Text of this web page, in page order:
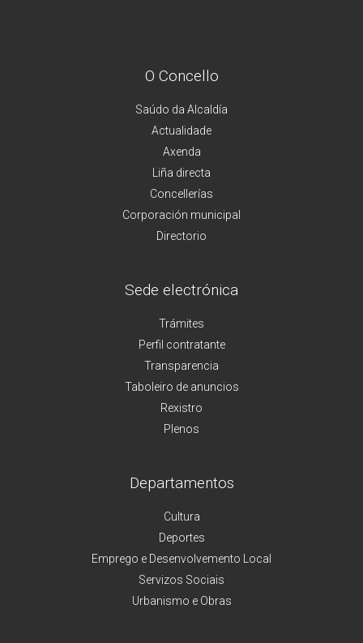
O Concello
Saúdo da Alcaldía
Actualidade
Axenda
Liña directa
Concellerías
Corporación municipal
Directorio
Sede electrónica
Trámites
Perfil contratante
Transparencia
Taboleiro de anuncios
Rexistro
Plenos
Departamentos
Cultura
Deportes
Emprego e Desenvolvemento Local
Servizos Sociais
Urbanismo e Obras